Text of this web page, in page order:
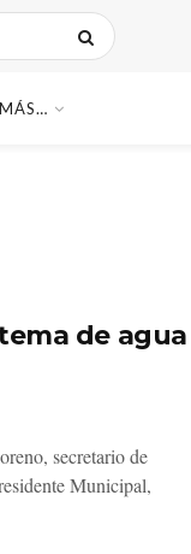
MÁS…
de agua
secretario de
Municipal,